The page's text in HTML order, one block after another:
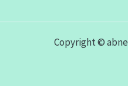
Copyright ©